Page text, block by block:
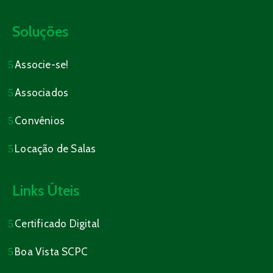
Soluções
Associe-se!
Associados
Convênios
Locação de Salas
Links Úteis
Certificado Digital
Boa Vista SCPC